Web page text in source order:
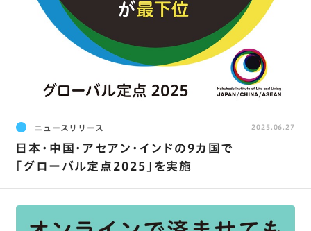
ニュースリリース
日本･中国･アセアン･インドの9カ国で
｢グローバル定点2025｣を実施
2025.06.27